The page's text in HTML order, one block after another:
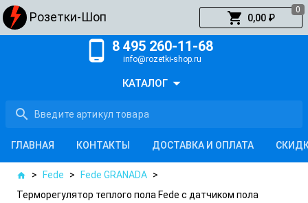
Розетки-Шоп shopping_cart 0,00 ₽
0
КАТАЛОГ arrow_drop_down
search
phone_android 8 495 260-11-68
info@rozetki-shop.ru
ГЛАВНАЯ КОНТАКТЫ ДОСТАВКА И ОПЛАТА
home > Fede > Fede GRANADA >
Терморегулятор теплого пола Fede с датчиком пола